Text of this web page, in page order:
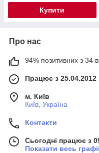
Купити
Про нас
94% позитивних з 34
Працює з 25.04.2012
м. Київ
Київ, Україна
Контакти
Сьогодні працює з
Показати весь